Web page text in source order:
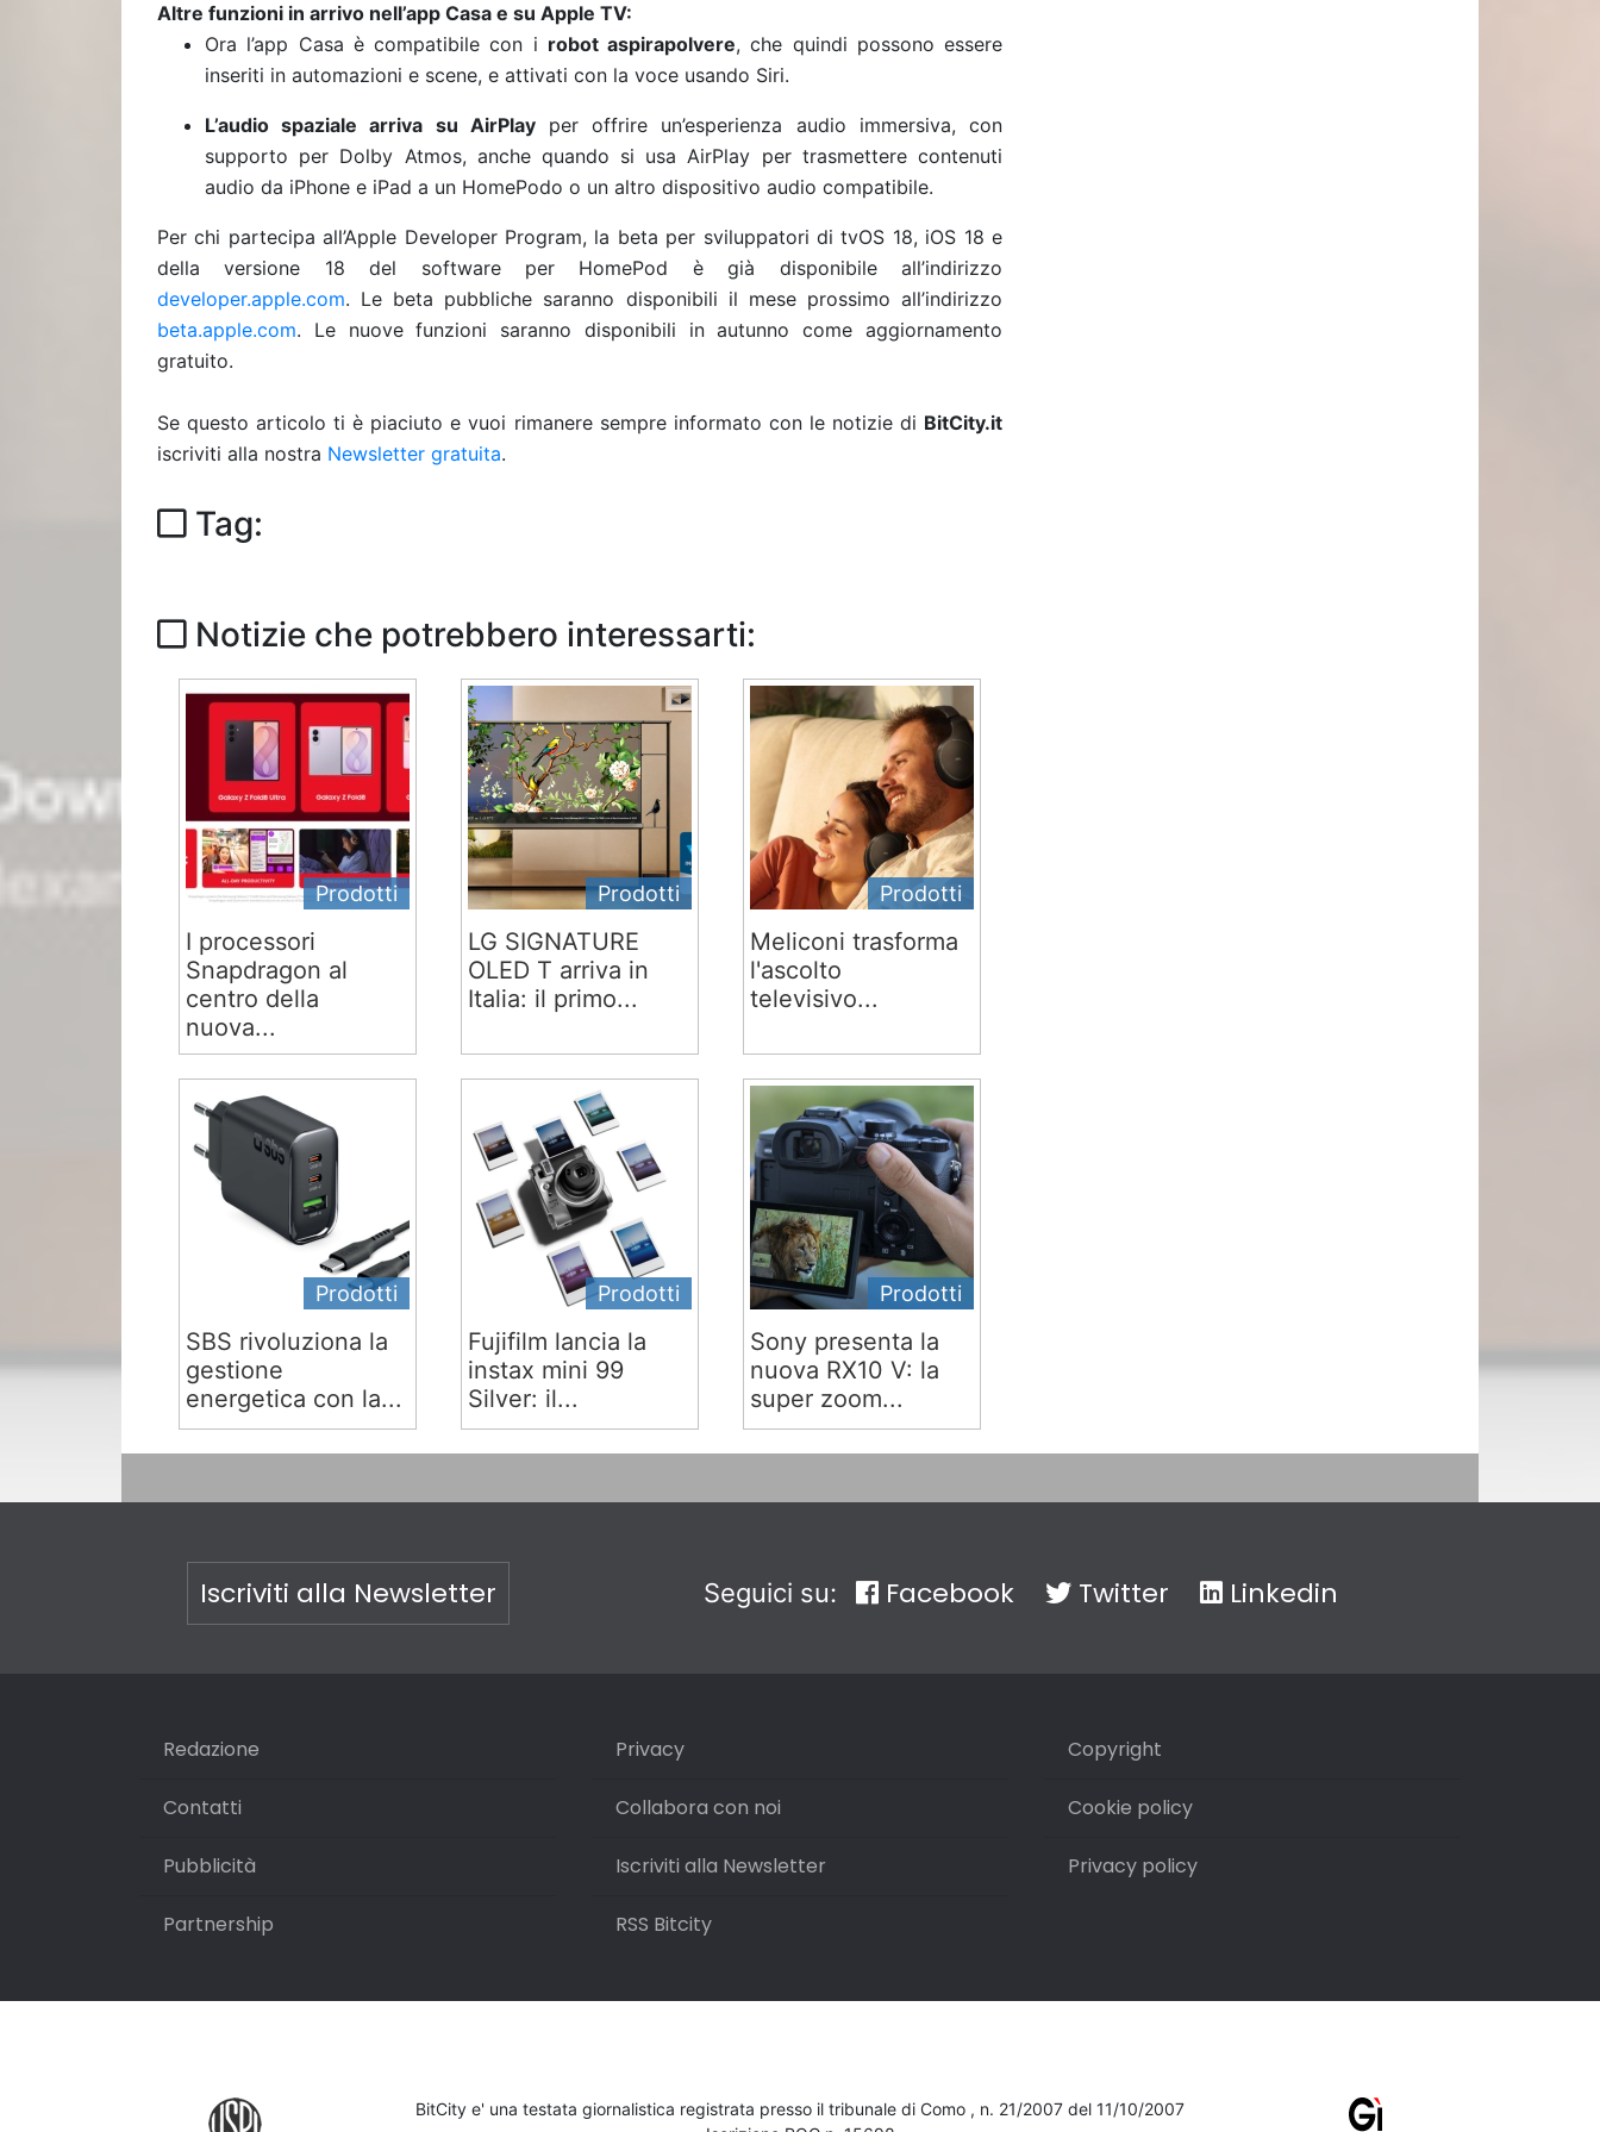
Altre funzioni in arrivo nell’app Casa e su Apple TV:
Ora l’app Casa è compatibile con i robot aspirapolvere, che quindi possono essere
inseriti in automazioni e scene, e attivati con la voce usando Siri.
L’audio spaziale arriva su AirPlay
per offrire un’esperienza audio immersiva, con
supporto per Dolby Atmos, anche quando si usa AirPlay per trasmettere contenuti
audio da iPhone e iPad a un HomePodo o un altro dispositivo audio compatibile.
Per chi partecipa all’Apple Developer Program, la beta per sviluppatori di tvOS 18, iOS 18 e
della versione 18 del software per HomePod è già disponibile all’indirizzo
developer.apple.com. Le beta pubbliche saranno disponibili il mese prossimo all’indirizzo
beta.apple.com. Le nuove funzioni saranno disponibili in autunno come aggiornamento
gratuito.
Se questo articolo ti è piaciuto e vuoi rimanere sempre informato con le notizie di BitCity.it
iscriviti alla nostra Newsletter gratuita.
Tag:
Notizie che potrebbero interessarti:
Prodotti
I processori
Snapdragon al
centro della
nuova...
Prodotti
LG SIGNATURE
OLED T arriva in
Italia: il primo...
Prodotti
Meliconi trasforma
l'ascolto
televisivo...
Prodotti
SBS rivoluziona la
gestione
energetica con la...
Prodotti
Fujifilm lancia la
instax mini 99
Silver: il...
Prodotti
Sony presenta la
nuova RX10 V: la
super zoom...
Iscriviti alla Newsletter Seguici su: Facebook Twitter Linkedin
Redazione
Contatti
Pubblicità
Partnership
Privacy
Collabora con noi
Iscriviti alla Newsletter
RSS Bitcity
Copyright
Cookie policy
Privacy policy
BitCity e' una testata giornalistica registrata presso il tribunale di Como , n. 21/2007 del 11/10/2007